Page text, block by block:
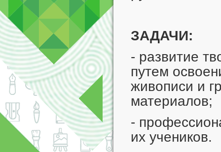
ЗАДАЧИ:
- развитие
путем
живописи и
материалов;
-
их учеников.